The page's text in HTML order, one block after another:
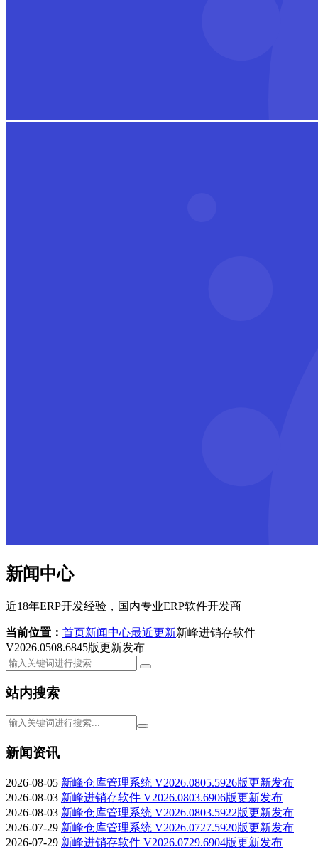
新闻中心
近18年ERP开发经验，国内专业ERP软件开发商
当前位置： 首页新闻中心最近更新新峰进销存软件
V2026.0508.6845版更新发布
站内搜索
新闻资讯
2026-08-05 新峰仓库管理系统 V2026.0805.5926版更新发布
2026-08-03 新峰进销存软件 V2026.0803.6906版更新发布
2026-08-03 新峰仓库管理系统 V2026.0803.5922版更新发布
2026-07-29 新峰仓库管理系统 V2026.0727.5920版更新发布
2026-07-29 新峰进销存软件 V2026.0729.6904版更新发布